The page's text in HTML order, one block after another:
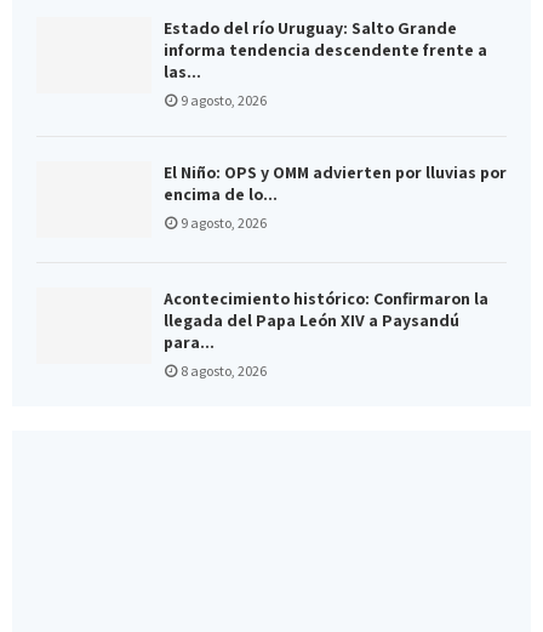
Estado del río Uruguay: Salto Grande
informa tendencia descendente frente a
las...
9 agosto, 2026
El Niño: OPS y OMM advierten por lluvias por
encima de lo...
9 agosto, 2026
Acontecimiento histórico: Confirmaron la
llegada del Papa León XIV a Paysandú
para...
8 agosto, 2026